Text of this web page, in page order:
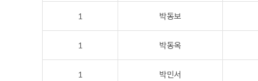
1 박동보
1 박동옥
1 박민서